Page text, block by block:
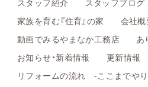
スタッフ紹介
スタッフブログ
家族を育む『住育』の家
会社
動画でみるやまなか工務店
あ
お知らせ・新着情報
更新情報
リフォームの流れ -ここまでやり